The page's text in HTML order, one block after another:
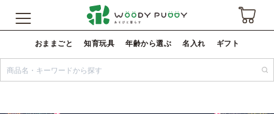
おままごと 知育玩具 年齢から選ぶ 名入れ ギフト